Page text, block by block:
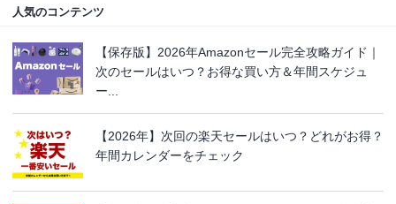
人気のコンテンツ
【保存版】2026年Amazonセール完全攻略ガイド｜
次のセールはいつ？お得な買い方＆年間スケジュ
ー...
【2026年】次回の楽天セールはいつ？どれがお得？
年間カレンダーをチェック